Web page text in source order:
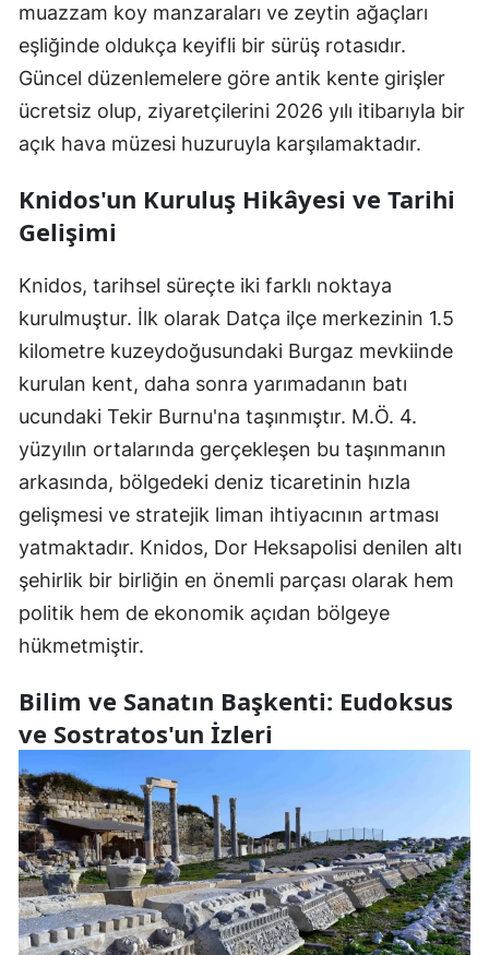
muazzam koy manzaraları ve zeytin ağaçları
eşliğinde oldukça keyifli bir sürüş rotasıdır.
Güncel düzenlemelere göre antik kente girişler
ücretsiz olup, ziyaretçilerini 2026 yılı itibarıyla bir
açık hava müzesi huzuruyla karşılamaktadır.
Knidos'un Kuruluş Hikâyesi ve Tarihi
Gelişimi
Knidos, tarihsel süreçte iki farklı noktaya
kurulmuştur. İlk olarak Datça ilçe merkezinin 1.5
kilometre kuzeydoğusundaki Burgaz mevkiinde
kurulan kent, daha sonra yarımadanın batı
ucundaki Tekir Burnu'na taşınmıştır. M.Ö. 4.
yüzyılın ortalarında gerçekleşen bu taşınmanın
arkasında, bölgedeki deniz ticaretinin hızla
gelişmesi ve stratejik liman ihtiyacının artması
yatmaktadır. Knidos, Dor Heksapolisi denilen altı
şehirlik bir birliğin en önemli parçası olarak hem
politik hem de ekonomik açıdan bölgeye
hükmetmiştir.
Bilim ve Sanatın Başkenti: Eudoksus
ve Sostratos'un İzleri